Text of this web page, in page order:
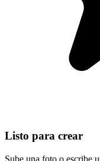
Listo para crear
Sube una foto o escribe